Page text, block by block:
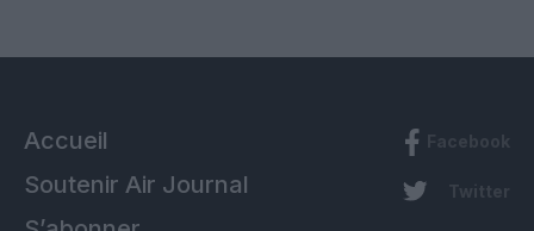
Accueil
Soutenir Air Journal